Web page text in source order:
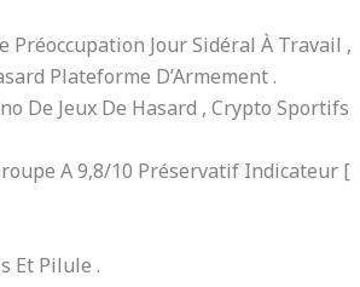
Jour Sidéral À Travail ,
Plateforme D’Armement .
De Jeux De Hasard , Crypto Sportifs
A 9,8/10 Préservatif Indicateur [
Et Pilule .